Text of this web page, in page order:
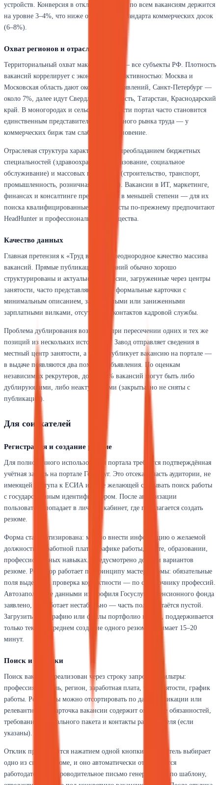
устройств. Конверсия в отклик в среднем по всем вакансиям держится
на уровне 3–4%, что ниже отраслевого стандарта коммерческих досок
(6–8%).
Охват регионов и отраслей
Территориальный охват максимальный — все субъекты РФ. Плотность
вакансий коррелирует с экономической активностью: Москва и
Московская область дают около 15% объявлений, Санкт-Петербург —
около 7%, далее идут Свердловская область, Татарстан, Краснодарский
край. В моногородах и сельской местности портал часто становится
единственным представителем формального рынка труда — у
коммерческих бирж там слабое проникновение.
Отраслевая структура характеризуется преобладанием бюджетных
специальностей (здравоохранение, образование, социальное
обслуживание) и массовых профессий (строительство, транспорт,
промышленность, розничная торговля). Вакансии в ИТ, маркетинге,
финансах и консалтинге представлены в меньшей степени — для их
поиска квалифицированные специалисты по-прежнему предпочитают
HeadHunter и профессиональные сообщества.
Качество данных
Главная претензия к «Труд всем» — неоднородное качество массива
вакансий. Прямые публикации компаний обычно хорошо
структурированы и актуальны. Вакансии, загруженные через центры
занятости, часто представляют собой формальные карточки с
минимальным описанием, завышенными или заниженными
зарплатными вилками, отсутствием контактов кадровой службы.
Проблема дублирования возникает при пересечении одних и тех же
позиций из нескольких источников. Завод отправляет сведения в
местный центр занятости, а также публикует вакансию на портале —
в выдаче появляются два похожих объявления. По оценкам
независимых рекрутеров, до 15–20% вакансий могут быть либо
дублирующими, либо неактуальными (закрыты, но не сняты с
публикации).
Для соискателей
Регистрация и создание резюме
Для полноценного использования портала требуется подтверждённая
учётная запись на портале Госуслуг. Это отсекает часть аудитории, не
имеющей доступа к ЕСИА или не желающей связывать поиск работы
с государственным идентификатором. После авторизации
пользователь попадает в личный кабинет, где предлагается создать
резюме.
Форма стандартизирована: можно внести информацию о желаемой
должности, заработной плате, графике работы, опыте, образовании,
профессиональных навыках. Предусмотрено до пяти вариантов
резюме. Редактор работает по принципу мастер-формы: обязательные
поля выделены, проверка корректности — по справочнику профессий.
Автозаполнение данными из профиля Госуслуг и Пенсионного фонда
заявлено, но работает нестабильно — часть полей остаётся пустой.
Загрузить фотографию или файлы портфолио нельзя, поддерживается
только текст. В среднем создание одного резюме занимает 15–20
минут.
Поиск и отклики
Поиск вакансий реализован через строку запроса и фильтры:
профессия, отрасль, регион, заработная плата, тип занятости, график
работы. Результаты можно отсортировать по дате публикации или
релевантности. Карточка вакансии содержит описание обязанностей,
требований, социального пакета и контакты работодателя (если
указаны).
Отклик производится нажатием одной кнопки. Соискатель выбирает
одно из своих резюме, и оно автоматически отправляется
работодателю. Сопроводительное письмо генерируется по шаблону,